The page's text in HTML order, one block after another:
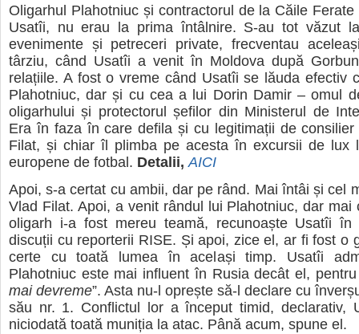
Oligarhul Plahotniuc și contractorul de la Căile
Usatîi, nu erau la prima întâlnire. S-au tot văzut
evenimente și petreceri private, frecventau
târziu, când Usatîi a venit în Moldova după
relațiile. A fost o vreme când Usatîi se lăuda efectiv
Plahotniuc, dar și cu cea a lui Dorin Damir – omul
oligarhului și protectorul șefilor din Ministerul de
Era în faza în care defila și cu legitimații de consilier
Filat, și chiar îl plimba pe acesta în excursii de lux
europene de fotbal. Detalii, AICI
Apoi, s-a certat cu ambii, dar pe rând. Mai întâi și cel
Vlad Filat. Apoi, a venit rândul lui Plahotniuc, dar mai
oligarh i-a fost mereu teamă, recunoaște Usatîi
discuții cu reporterii RISE. Și apoi, zice el, ar fi fost o
certe cu toată lumea în același timp. Usatîi
Plahotniuc este mai influent în Rusia decât el, pentru
mai devreme”. Asta nu-l oprește să-l declare cu
său nr. 1. Conflictul lor a început timid, declarativ,
niciodată toată muniția la atac. Până acum, spune el.